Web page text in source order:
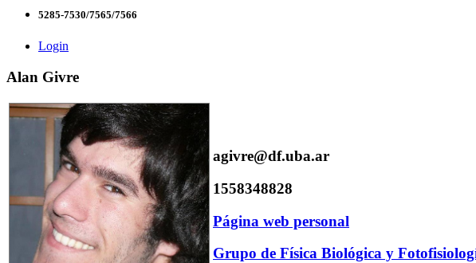
5285-7530/7565/7566
Login
Alan Givre
agivre@df.uba.ar
1558348828
Página web personal
Grupo de Física Biológica y